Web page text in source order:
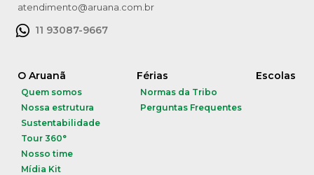
atendimento@aruana.com.br
11 93087-9667
O Aruanã
Quem somos
Nossa estrutura
Sustentabilidade
Tour 360°
Nosso time
Mídia Kit
Férias
Normas da Tribo
Perguntas Frequentes
Escolas